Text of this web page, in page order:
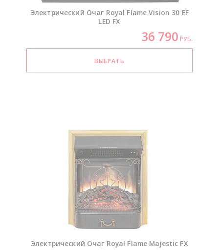
Электрический Очаг Royal Flame Vision 30 EF
LED FX
36 790 РУБ.
Электрический Очаг Royal Flame Majestic FX